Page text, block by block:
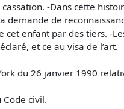
-Dans cette
demande de
cet enfant par des tiers. -
et ce au visa de l’art.
du 26 janvier 1990
civil.